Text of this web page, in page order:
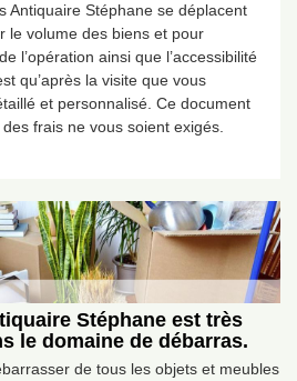
Antiquaire Stéphane se déplacent
le volume des biens et pour
l’opération ainsi que l’accessibilité
qu’après la visite que vous
et personnalisé. Ce document
frais ne vous soient exigés.
Stéphane est très
le domaine de débarras.
de tous les objets et meubles